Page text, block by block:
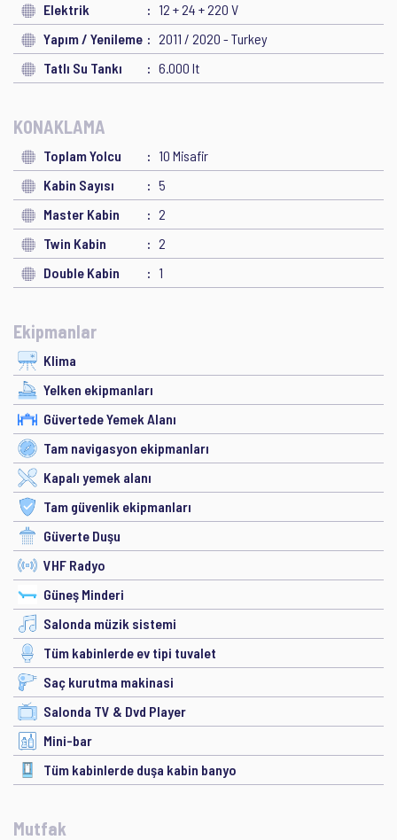
Elektrik
12 + 24 + 220 V
Yapım / Yenileme
2011 / 2020 - Turkey
Tatlı Su Tankı
6.000 lt
KONAKLAMA
Toplam Yolcu
10 Misafir
Kabin Sayısı
5
Master Kabin
2
Twin Kabin
2
Double Kabin
1
Ekipmanlar
Klima
Yelken ekipmanları
Güvertede Yemek Alanı
Tam navigasyon ekipmanları
Kapalı yemek alanı
Tam güvenlik ekipmanları
Güverte Duşu
VHF Radyo
Güneş Minderi
Salonda müzik sistemi
Tüm kabinlerde ev tipi tuvalet
Saç kurutma makinasi
Salonda TV & Dvd Player
Mini-bar
Tüm kabinlerde duşa kabin banyo
Mutfak